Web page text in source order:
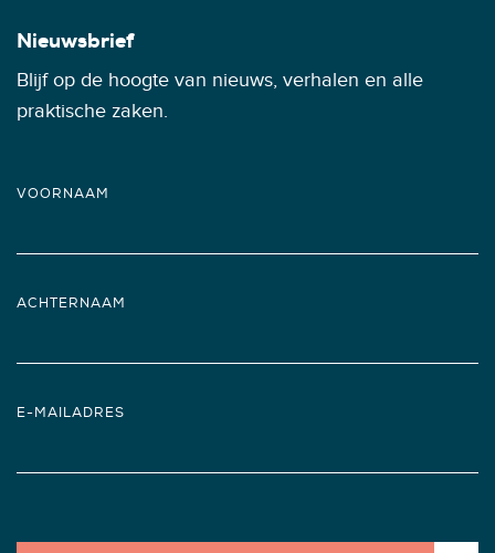
Nieuwsbrief
Blijf op de hoogte van nieuws, verhalen en alle
praktische zaken.
VOORNAAM
ACHTERNAAM
E-MAILADRES